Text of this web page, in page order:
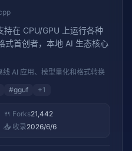
在 CPU/GPU 上运行各种
式首创者，本地 AI 生态核心
AI 应用、模型量化和格式转换
#gguf +1
🍴 Forks21,442
📥 收录2026/6/6